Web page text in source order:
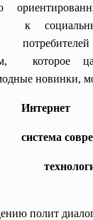
к
потребителей
которое
новинки,
Интернет
система
полит